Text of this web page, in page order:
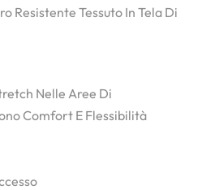
Resistente Tessuto In Tela Di
Nelle Aree Di
Comfort E Flessibilità